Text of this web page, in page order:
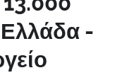
Ελλάδα -